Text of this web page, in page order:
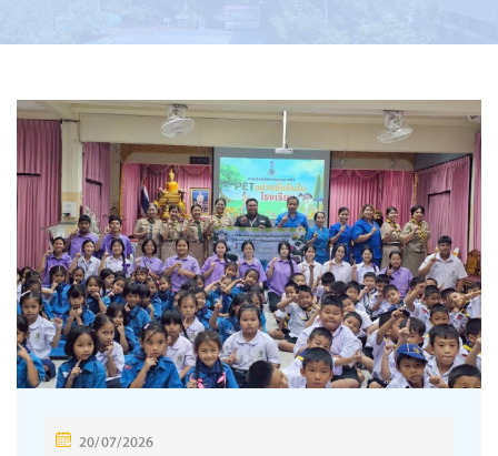
P20/07/2026